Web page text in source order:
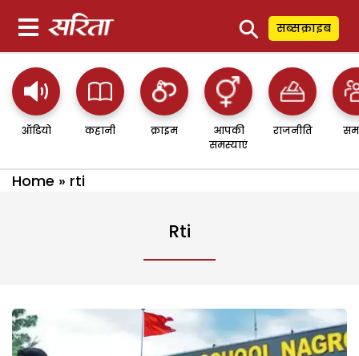
⚲ सब्सक्राइब
ऑडियो कहानी क्राइम
आपकी
समस्याएं
राजनीति
Home » rti
Rti